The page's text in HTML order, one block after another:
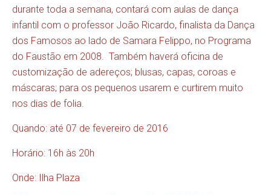
durante toda a semana, contará com aulas de dança
infantil com o professor João Ricardo, finalista da Dança
dos Famosos ao lado de Samara Felippo, no Programa
do Faustão em 2008. Também haverá oficina de
customização de adereços; blusas, capas, coroas e
máscaras; para os pequenos usarem e curtirem muito
nos dias de folia.
Quando: até 07 de fevereiro de 2016
Horário: 16h às 20h
Onde: Ilha Plaza